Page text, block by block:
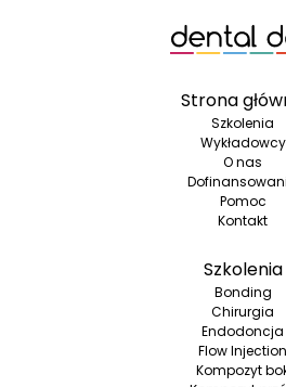
Strona
Szkolenia
Wykładowcy
O nas
Pomoc
Kontakt
Szkolenia
Bonding
Chirurgia
Endodoncja
Flow Injection
Kompozyt